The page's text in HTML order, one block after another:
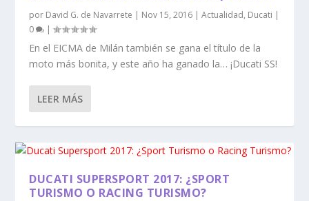
por David G. de Navarrete | Nov 15, 2016 |Actualidad, Ducati |
0
|
En el EICMA de Milán también se gana el título de la
moto más bonita, y este año ha ganado la… ¡Ducati SS!
LEER MÁS
DUCATI SUPERSPORT 2017: ¿SPORT
TURISMO O RACING TURISMO?